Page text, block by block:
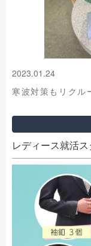
2023.01.24
寒波対策もリクル
レディース就活